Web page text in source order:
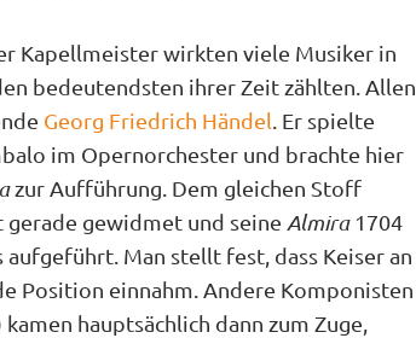
Kapellmeister wirkten viele Musiker in
bedeutendsten ihrer Zeit zählten. Allen
Georg Friedrich Händel . Er spielte
im Opernorchester und brachte hier
zur Aufführung. Dem gleichen Stoff
gerade gewidmet und seine Almira1704
Man stellt fest, dass Keiser an
Position einnahm. Andere Komponisten
kamen hauptsächlich dann zum Zuge,